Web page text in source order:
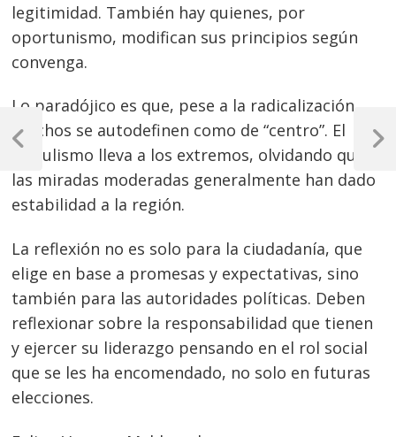
legitimidad. También hay quienes, por
oportunismo, modifican sus principios según
convenga.
Lo paradójico es que, pese a la radicalización,
muchos se autodefinen como de “centro”. El
populismo lleva a los extremos, olvidando que
las miradas moderadas generalmente han dado
estabilidad a la región.
La reflexión no es solo para la ciudadanía, que
elige en base a promesas y expectativas, sino
también para las autoridades políticas. Deben
reflexionar sobre la responsabilidad que tienen
y ejercer su liderazgo pensando en el rol social
que se les ha encomendado, no solo en futuras
elecciones.
Navegación
de
entradas
Previous
Next
Post